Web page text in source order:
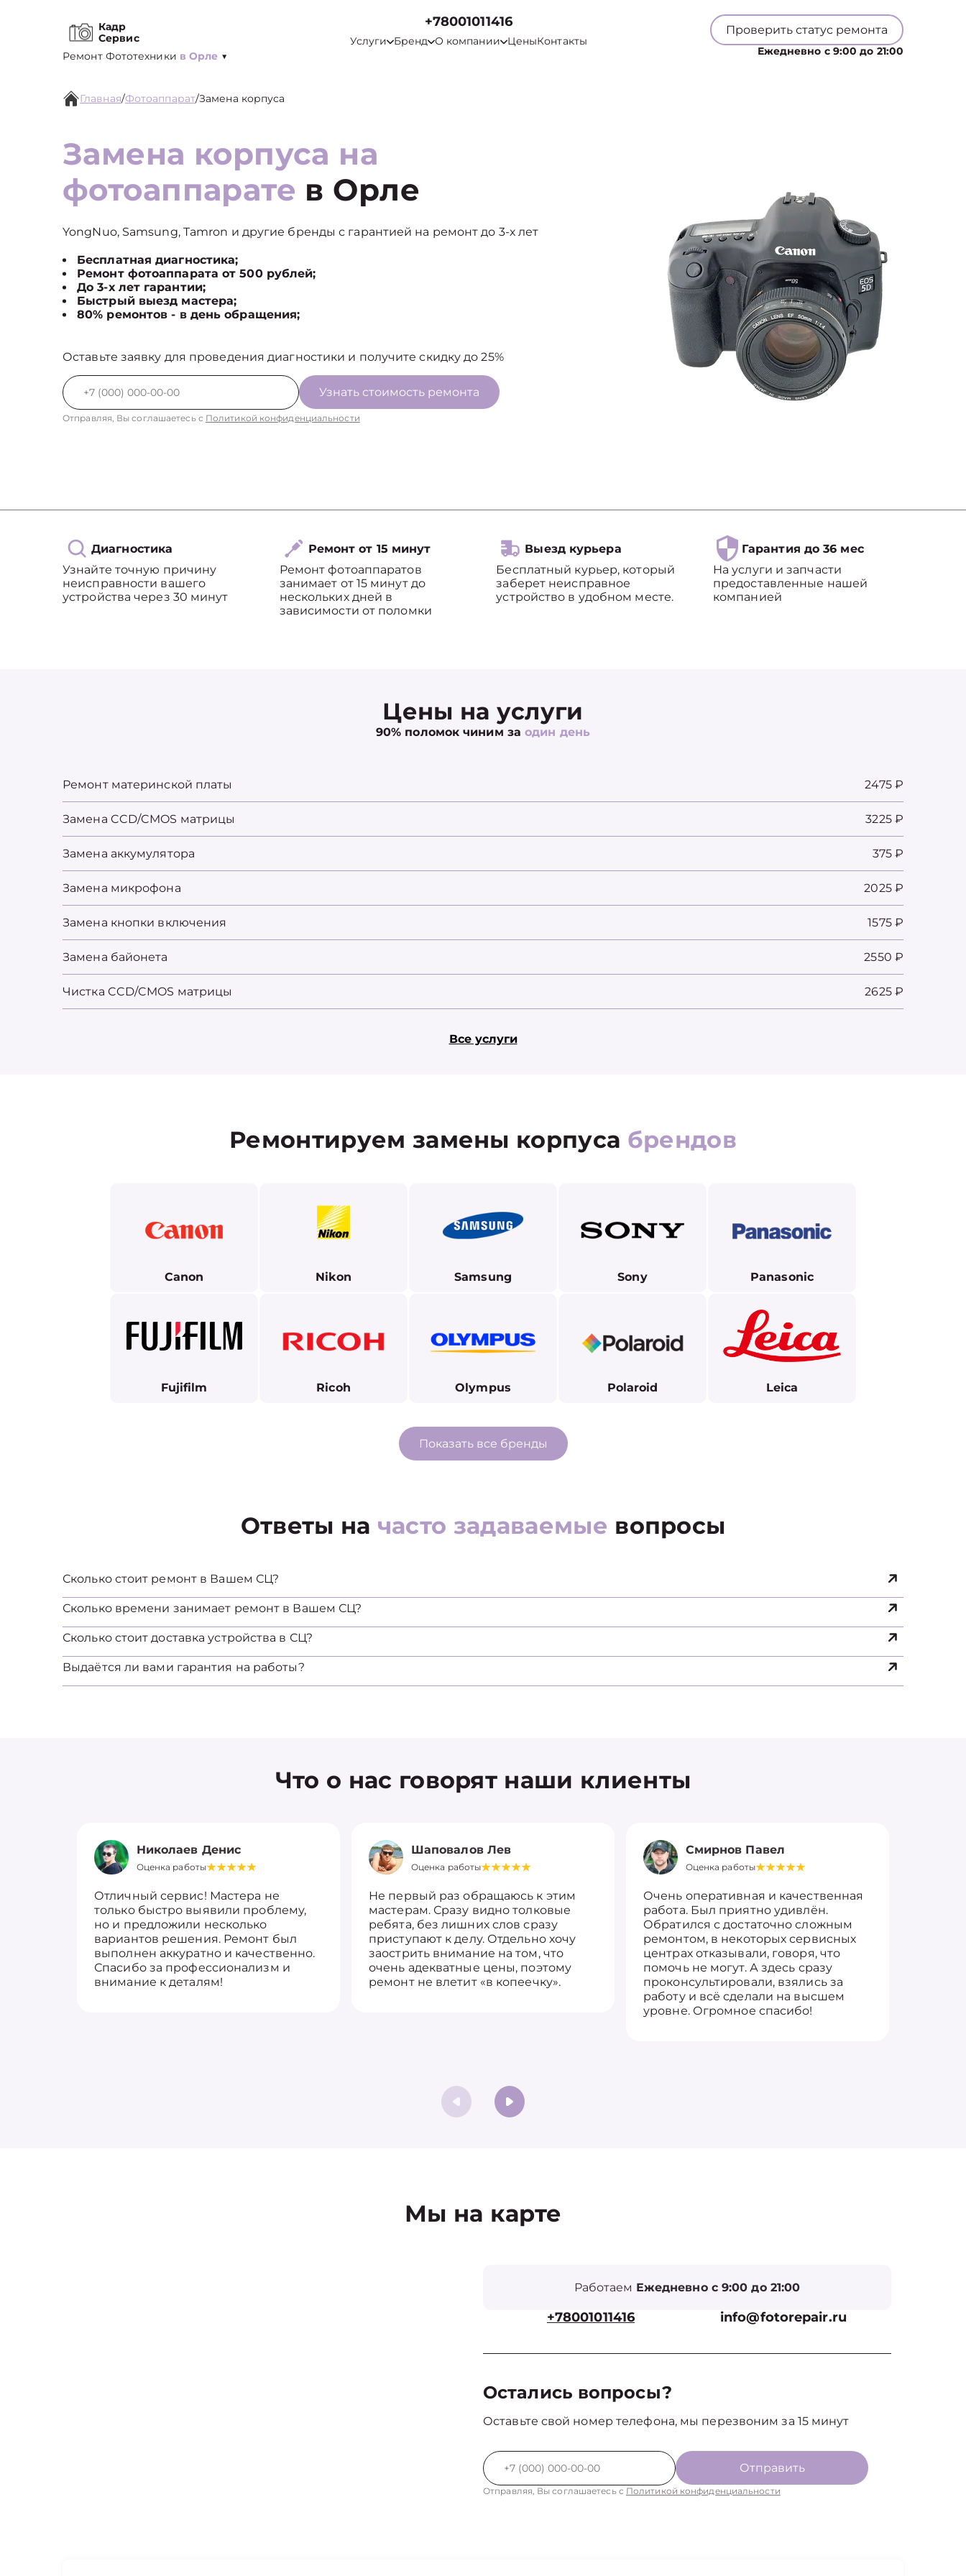
Кадр
Сервис
Ремонт Фототехники в Орле ▼
+78001011416
Услуги Бренд О компании ЦеныКонтакты
Проверить статус ремонта
Ежедневно с 9:00 до 21:00
Главная/Фотоаппарат/Замена корпуса
Замена корпуса на
фотоаппарате в Орле
YongNuo, Samsung, Tamron и другие бренды с гарантией на ремонт до 3-х лет
Бесплатная диагностика;
Ремонт фотоаппарата от 500 рублей;
До 3-х лет гарантии;
Быстрый выезд мастера;
80% ремонтов - в день обращения;
Оставьте заявку для проведения диагностики и получите скидку до 25%
Узнать стоимость ремонта
Отправляя, Вы соглашаетесь с Политикой конфиденциальности
Диагностика
Узнайте точную причину
неисправности вашего
устройства через 30 минут
Ремонт от 15 минут
Ремонт фотоаппаратов
занимает от 15 минут до
нескольких дней в
зависимости от поломки
Выезд курьера
Бесплатный курьер, который
заберет неисправное
устройство в удобном месте.
Гарантия до 36 мес
На услуги и запчасти
предоставленные нашей
компанией
Цены на услуги
90% поломок чиним заодин день
Ремонт материнской платы 2475 ₽
Замена CCD/CMOS матрицы 3225 ₽
Замена аккумулятора 375 ₽
Замена микрофона 2025 ₽
Замена кнопки включения 1575 ₽
Замена байонета 2550 ₽
Чистка CCD/CMOS матрицы 2625 ₽
Все услуги
Ремонтируем замены корпуса брендов
Canon Nikon Samsung Sony Panasonic
Fujifilm Ricoh Olympus Polaroid Leica
Показать все бренды
Ответы на часто задаваемые вопросы
Сколько стоит ремонт в Вашем СЦ?
Сколько времени занимает ремонт в Вашем СЦ?
Сколько стоит доставка устройства в СЦ?
Выдаётся ли вами гарантия на работы?
Что о нас говорят наши клиенты
Николаев Денис
Оценка работы
Отличный сервис! Мастера не
только быстро выявили проблему,
но и предложили несколько
вариантов решения. Ремонт был
выполнен аккуратно и качественно.
Спасибо за профессионализм и
внимание к деталям!
Шаповалов Лев
Оценка работы
Не первый раз обращаюсь к этим
мастерам. Сразу видно толковые
ребята, без лишних слов сразу
приступают к делу. Отдельно хочу
заострить внимание на том, что
очень адекватные цены, поэтому
ремонт не влетит «в копеечку».
Смирнов Павел
Оценка работы
Очень оперативная и качественная
работа. Был приятно удивлён.
Обратился с достаточно сложным
ремонтом, в некоторых сервисных
центрах отказывали, говоря, что
помочь не могут. А здесь сразу
проконсультировали, взялись за
работу и всё сделали на высшем
уровне. Огромное спасибо!
Мы на карте
Работаем Ежедневно с 9:00 до 21:00
+78001011416 info@fotorepair.ru
Остались вопросы?
Оставьте свой номер телефона, мы перезвоним за 15 минут
Отправить
Отправляя, Вы соглашаетесь с Политикой конфиденциальности